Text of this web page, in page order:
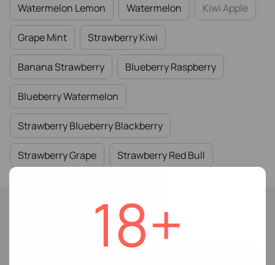
18+
Watermelon Lemon Watermelon Kiwi Apple
Grape Mint Strawberry Kiwi
Banana Strawberry Blueberry Raspberry
Blueberry Watermelon
Strawberry Blueberry Blackberry
Strawberry Grape Strawberry Red Bull